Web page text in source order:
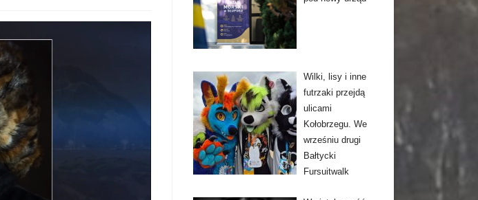
Wilki, lisy i inne
futrzaki przejdą
ulicami
Kołobrzegu. We
wrześniu drugi
Bałtycki
Fursuitwalk